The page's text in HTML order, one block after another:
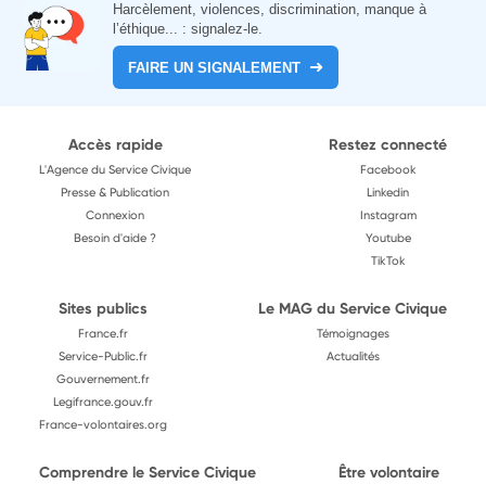
Harcèlement, violences, discrimination, manque à
l’éthique... : signalez-le.
FAIRE UN SIGNALEMENT
Accès rapide
L'Agence du Service Civique
Presse & Publication
Connexion
Besoin d'aide ?
Restez connecté
Facebook
Linkedin
Instagram
Youtube
TikTok
Sites publics
France.fr
Service-Public.fr
Gouvernement.fr
Legifrance.gouv.fr
France-volontaires.org
Le MAG du Service Civique
Témoignages
Actualités
Comprendre le Service Civique Être volontaire